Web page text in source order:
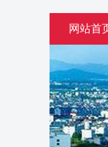
网站首